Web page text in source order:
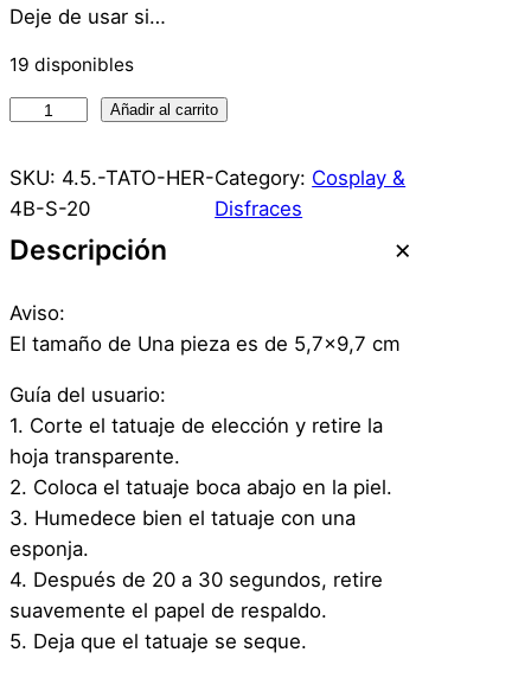
Deje de usar si…
19 disponibles
t
u
a
j
T
e
m
p
o
r
a
l
H
a
l
Añadir al carrito
SKU: 4.5.-TATO-HER-
4B-S-20
Category: Cosplay &
Disfraces
Descripción
Aviso:
El tamaño de Una pieza es de 5,7×9,7 cm
Guía del usuario:
1. Corte el tatuaje de elección y retire la
hoja transparente.
2. Coloca el tatuaje boca abajo en la piel.
3. Humedece bien el tatuaje con una
esponja.
4. Después de 20 a 30 segundos, retire
suavemente el papel de respaldo.
5. Deja que el tatuaje se seque.